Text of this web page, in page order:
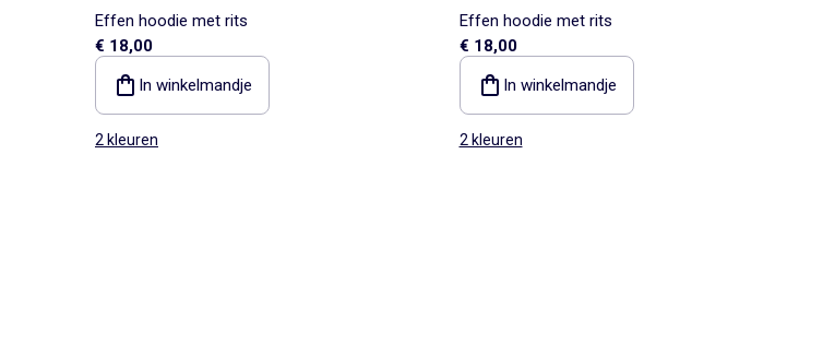
Effen hoodie met rits
€ 18,00
In winkelmandje
2 kleuren
Effen hoodie met rits
€ 18,00
In winkelmandje
2 kleuren